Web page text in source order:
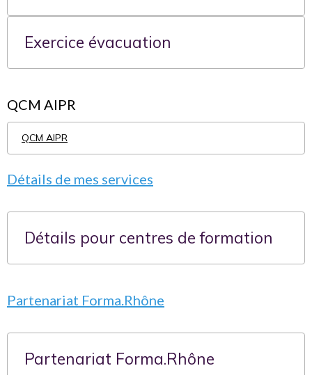
Exercice évacuation
QCM AIPR
QCM AIPR
Détails de mes services
Détails pour centres de formation
Partenariat Forma.Rhône
Partenariat Forma.Rhône